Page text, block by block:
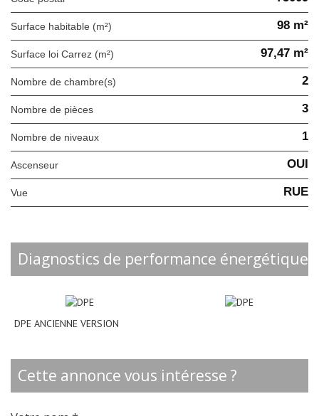
Surface habitable (m²) 98 m²
Surface loi Carrez (m²) 97,47 m²
Nombre de chambre(s) 2
Nombre de pièces 3
Nombre de niveaux 1
Ascenseur OUI
Vue RUE
diagnostics de performance énergétique
DPE ANCIENNE VERSION
cette annonce vous intéresse ?